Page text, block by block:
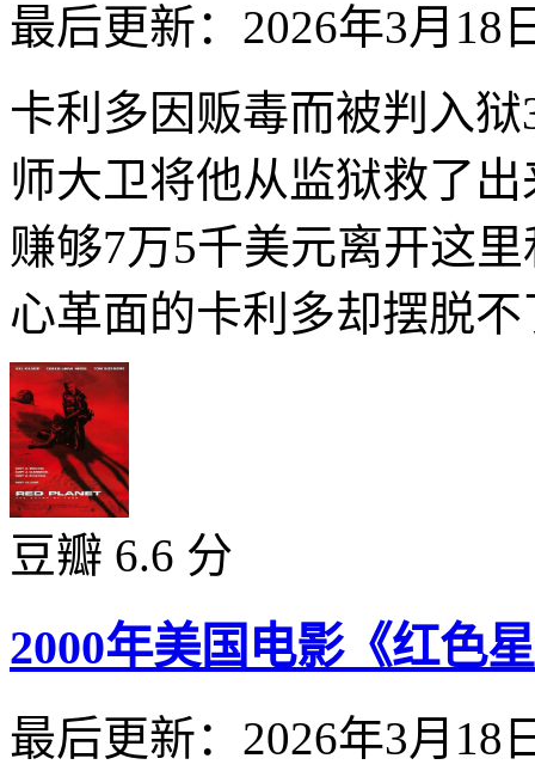
最后更新：2026年3月18
卡利多因贩毒而被判入
师大卫将他从监狱救了
赚够7万5千美元离开这
心革面的卡利多却摆脱
豆瓣 6.6 分
2000年美国电影《红色
最后更新：2026年3月18